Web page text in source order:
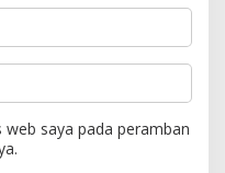
saya pada peramban